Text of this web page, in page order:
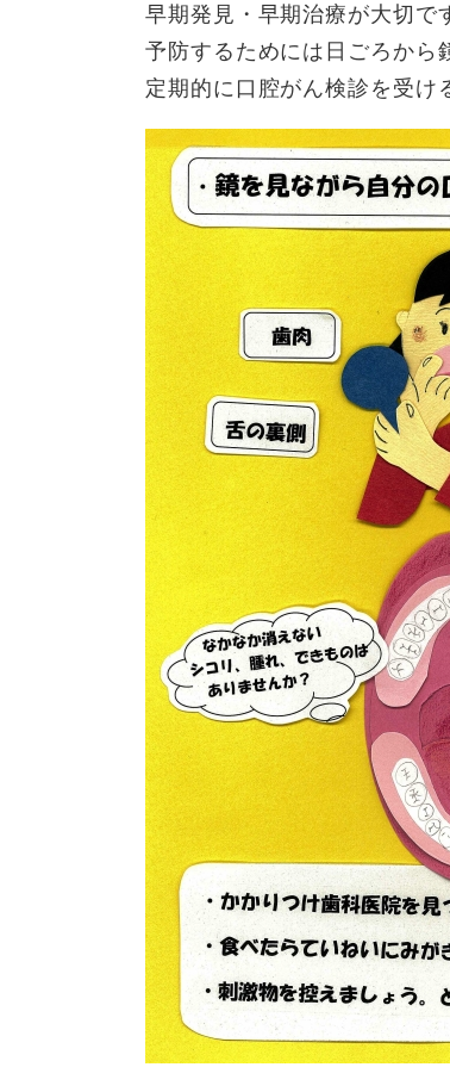
早期発見・早期治療が大切で
予防するためには日ごろから
定期的に口腔がん検診を受け